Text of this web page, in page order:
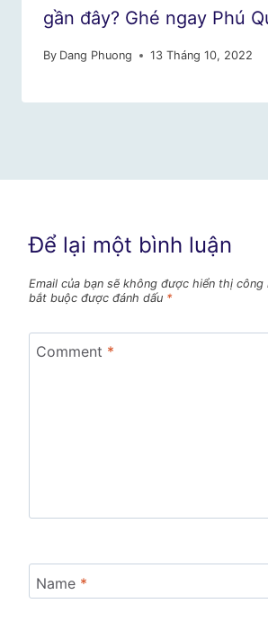
gần đây? Ghé ngay Phú
By Dang Phuong 13 Tháng 10, 2022
Để lại một bình luận
Email của bạn sẽ không được hiển thị công
bắt buộc được đánh dấu *
Comment *
Name *